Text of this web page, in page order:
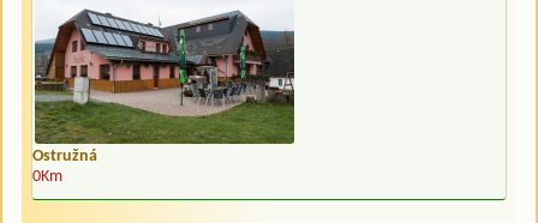
Ostružná
0Km